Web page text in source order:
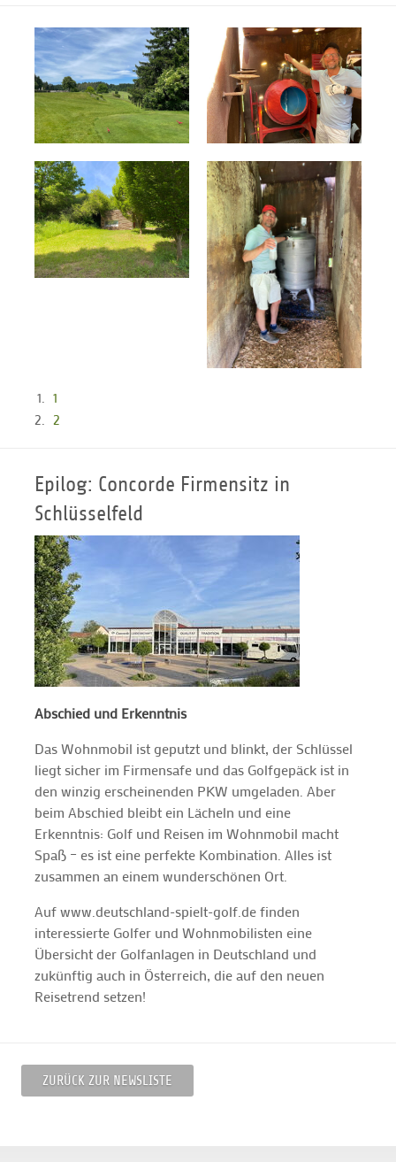
1
2
Epilog: Concorde Firmensitz in
Schlüsselfeld
Abschied und Erkenntnis
Das Wohnmobil ist geputzt und blinkt, der Schlüssel
liegt sicher im Firmensafe und das Golfgepäck ist in
den winzig erscheinenden PKW umgeladen. Aber
beim Abschied bleibt ein Lächeln und eine
Erkenntnis: Golf und Reisen im Wohnmobil macht
Spaß – es ist eine perfekte Kombination. Alles ist
zusammen an einem wunderschönen Ort.
Auf www.deutschland-spielt-golf.de finden
interessierte Golfer und Wohnmobilisten eine
Übersicht der Golfanlagen in Deutschland und
zukünftig auch in Österreich, die auf den neuen
Reisetrend setzen!
ZURÜCK ZUR NEWSLISTE